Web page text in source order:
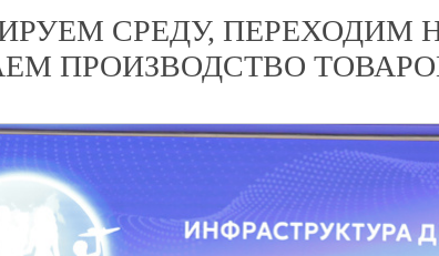
СРЕДУ, ПЕРЕХОДИМ
ПРОИЗВОДСТВО